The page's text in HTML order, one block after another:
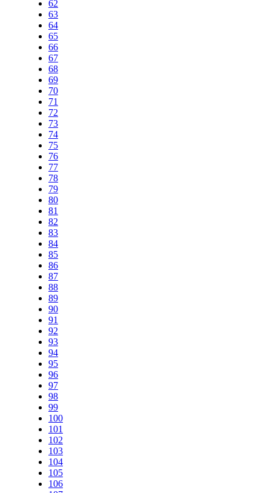
62
63
64
65
66
67
68
69
70
71
72
73
74
75
76
77
78
79
80
81
82
83
84
85
86
87
88
89
90
91
92
93
94
95
96
97
98
99
100
101
102
103
104
105
106